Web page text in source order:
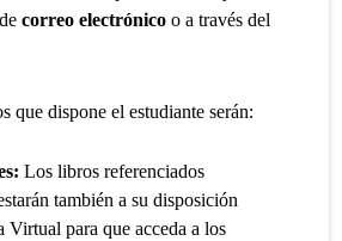
correo electrónico o a través del
que dispone el estudiante serán:
Los libros referenciados
también a su disposición
Virtual para que acceda a los